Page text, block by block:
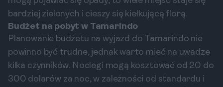
bardziej zielonych i cieszy się kiełkującą florą.
Budżet na pobyt w Tamarindo
Planowanie budżetu na wyjazd do Tamarindo nie
powinno być trudne, jednak warto mieć na uwadze
kilka czynników. Noclegi mogą kosztować od 20 do
300 dolarów za noc, w zależności od standardu i